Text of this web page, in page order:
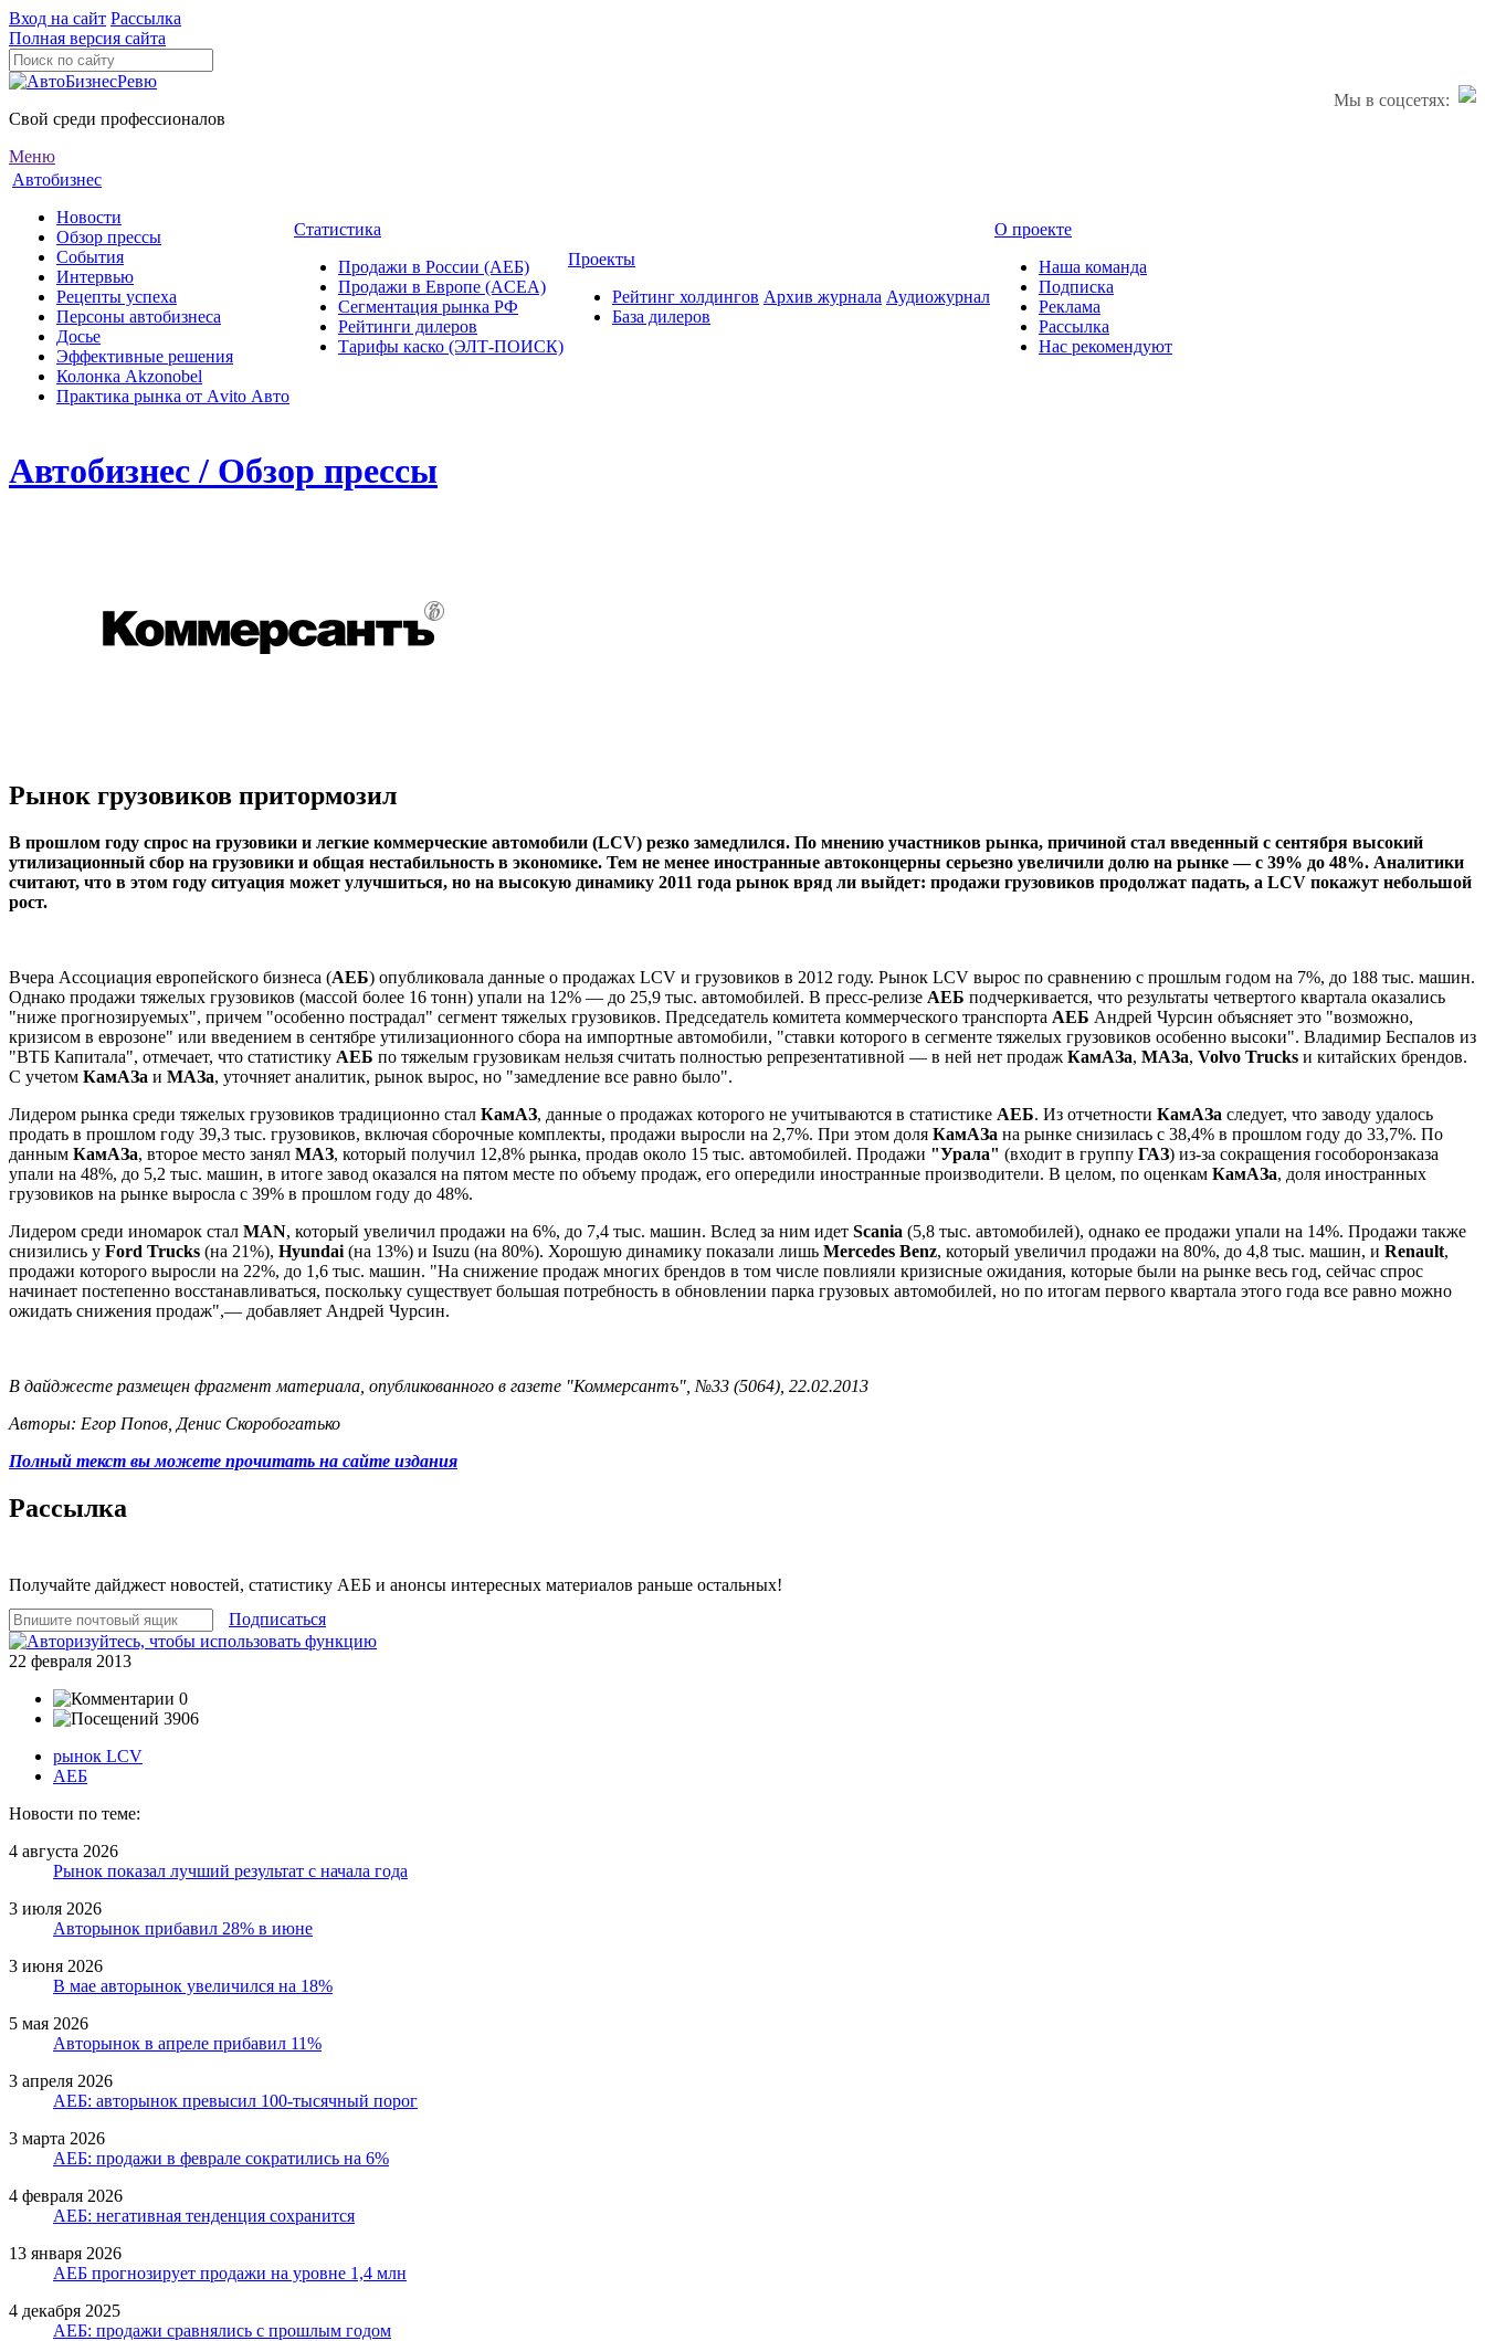
Вход на сайт Рассылка
Полная версия сайта
Мы в соцсетях:
Свой среди профессионалов
Меню
Автобизнес
Новости
Обзор прессы
События
Интервью
Рецепты успеха
Персоны автобизнеса
Досье
Эффективные решения
Колонка Akzonobel
Практика рынка от Аvito Авто
Статистика
Продажи в России (АЕБ)
Продажи в Европе (ACEA)
Сегментация рынка РФ
Рейтинги дилеров
Тарифы каско (ЭЛТ-ПОИСК)
Проекты
Рейтинг холдингов
База дилеров
Архив журнала Аудиожурнал
О проекте
Наша команда
Подписка
Реклама
Рассылка
Нас рекомендуют
Автобизнес / Обзор прессы
Рынок грузовиков притормозил
В прошлом году спрос на грузовики и легкие коммерческие автомобили (LCV) резко замедлился. По мнению участников рынка, причиной стал введенный с сентября высокий
утилизационный сбор на грузовики и общая нестабильность в экономике. Тем не менее иностранные автоконцерны серьезно увеличили долю на рынке — с 39% до 48%. Аналитики
считают, что в этом году ситуация может улучшиться, но на высокую динамику 2011 года рынок вряд ли выйдет: продажи грузовиков продолжат падать, а LCV покажут небольшой
рост.
Вчера Ассоциация европейского бизнеса (АЕБ) опубликовала данные о продажах LCV и грузовиков в 2012 году. Рынок LCV вырос по сравнению с прошлым годом на 7%, до 188 тыс. машин.
Однако продажи тяжелых грузовиков (массой более 16 тонн) упали на 12% — до 25,9 тыс. автомобилей. В пресс-релизе АЕБ подчеркивается, что результаты четвертого квартала оказались
"ниже прогнозируемых", причем "особенно пострадал" сегмент тяжелых грузовиков. Председатель комитета коммерческого транспорта АЕБ Андрей Чурсин объясняет это "возможно,
кризисом в еврозоне" или введением в сентябре утилизационного сбора на импортные автомобили, "ставки которого в сегменте тяжелых грузовиков особенно высоки". Владимир Беспалов из
"ВТБ Капитала", отмечает, что статистику АЕБ по тяжелым грузовикам нельзя считать полностью репрезентативной — в ней нет продаж КамАЗа, МАЗа, Volvo Trucks и китайских брендов.
С учетом КамАЗа и МАЗа, уточняет аналитик, рынок вырос, но "замедление все равно было".
Лидером рынка среди тяжелых грузовиков традиционно стал КамАЗ, данные о продажах которого не учитываются в статистике АЕБ. Из отчетности КамАЗа следует, что заводу удалось
продать в прошлом году 39,3 тыс. грузовиков, включая сборочные комплекты, продажи выросли на 2,7%. При этом доля КамАЗа на рынке снизилась с 38,4% в прошлом году до 33,7%. По
данным КамАЗа, второе место занял МАЗ, который получил 12,8% рынка, продав около 15 тыс. автомобилей. Продажи "Урала" (входит в группу ГАЗ) из-за сокращения гособоронзаказа
упали на 48%, до 5,2 тыс. машин, в итоге завод оказался на пятом месте по объему продаж, его опередили иностранные производители. В целом, по оценкам КамАЗа, доля иностранных
грузовиков на рынке выросла с 39% в прошлом году до 48%.
Лидером среди иномарок стал MAN, который увеличил продажи на 6%, до 7,4 тыс. машин. Вслед за ним идет Scania (5,8 тыс. автомобилей), однако ее продажи упали на 14%. Продажи также
снизились у Ford Trucks (на 21%), Hyundai (на 13%) и Isuzu (на 80%). Хорошую динамику показали лишь Mercedes Benz, который увеличил продажи на 80%, до 4,8 тыс. машин, и Renault,
продажи которого выросли на 22%, до 1,6 тыс. машин. "На снижение продаж многих брендов в том числе повлияли кризисные ожидания, которые были на рынке весь год, сейчас спрос
начинает постепенно восстанавливаться, поскольку существует большая потребность в обновлении парка грузовых автомобилей, но по итогам первого квартала этого года все равно можно
ожидать снижения продаж",— добавляет Андрей Чурсин.
В дайджесте размещен фрагмент материала, опубликованного в газете "Коммерсантъ", №33 (5064), 22.02.2013
Авторы: Егор Попов, Денис Скоробогатько
Полный текст вы можете прочитать на сайте издания
Рассылка
Получайте дайджест новостей, статистику АЕБ и анонсы интересных материалов раньше остальных!
Подписаться
22 февраля 2013
0
3906
рынок LCV
АЕБ
Новости по теме:
4 августа 2026
Рынок показал лучший результат с начала года
3 июля 2026
Авторынок прибавил 28% в июне
3 июня 2026
В мае авторынок увеличился на 18%
5 мая 2026
Авторынок в апреле прибавил 11%
3 апреля 2026
АЕБ: авторынок превысил 100-тысячный порог
3 марта 2026
АЕБ: продажи в феврале сократились на 6%
4 февраля 2026
АЕБ: негативная тенденция сохранится
13 января 2026
АЕБ прогнозирует продажи на уровне 1,4 млн
4 декабря 2025
АЕБ: продажи сравнялись с прошлым годом